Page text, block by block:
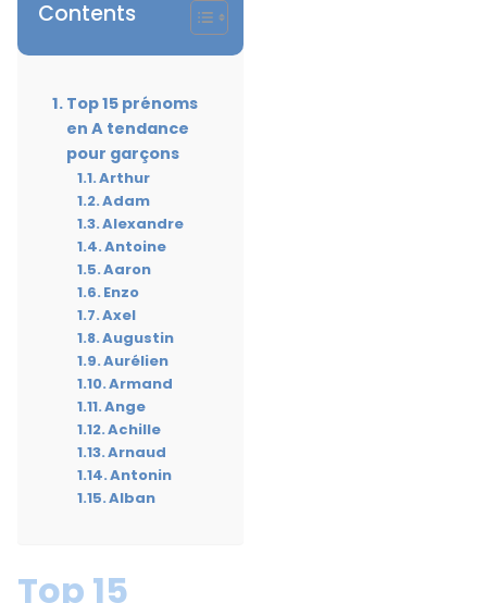
Contents
Top 15 prénoms
en A tendance
pour garçons
Arthur
Adam
Alexandre
Antoine
Aaron
Enzo
Axel
Augustin
Aurélien
Armand
Ange
Achille
Arnaud
Antonin
Alban
Top 15